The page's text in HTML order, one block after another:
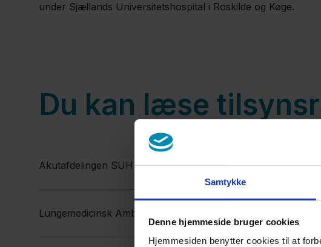
Samtykke
Denne hjemmeside bruger cookies
Hjemmesiden benytter cookies til at
under Sjællands Universitetshospital i Roskilde og Køge.
Du kan læse
Akutafdelingen SUH Køge 21 06 2017.pdf
Lungemedicinsk Ambulatorium SUH Roskilde 22 06 2017.pdf